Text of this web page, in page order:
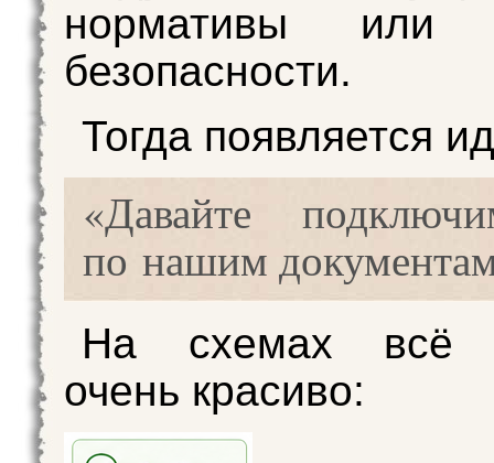
нормативы или
безопасности.
Тогда появляется
«Давайте
по нашим
На схемах всё
очень красиво: